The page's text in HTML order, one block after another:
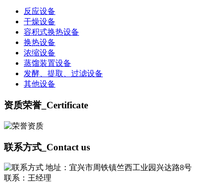
反应设备
干燥设备
容积式换热设备
换热设备
浓缩设备
蒸馏装置设备
发酵、提取、过滤设备
其他设备
资质荣誉 _Certificate
联系方式 _Contact us
地址：宜兴市周铁镇竺西工业园兴达路8号
联系：王经理